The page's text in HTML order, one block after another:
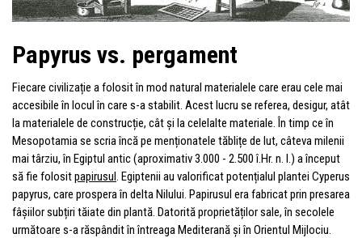
Papyrus vs. pergament
Fiecare civilizație a folosit în mod natural materialele care erau cele mai
accesibile în locul în care s-a stabilit. Acest lucru se referea, desigur, atât
la materialele de construcție, cât și la celelalte materiale. În timp ce în
Mesopotamia se scria încă pe menționatele tăblițe de lut, câteva milenii
mai târziu, în Egiptul antic (aproximativ 3.000 - 2.500 î.Hr. n. l.) a început
să fie folositpapirusul . Egiptenii au valorificat potențialul plantei Cyperus
papyrus, care prospera în delta Nilului. Papirusul era fabricat prin presarea
fâșiilor subțiri tăiate din plantă. Datorită proprietăților sale, în secolele
următoare s-a răspândit în întreaga Mediterană și în Orientul Mijlociu.